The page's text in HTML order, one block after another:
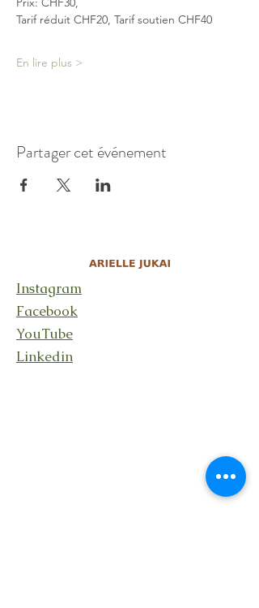
Tarif réduit CHF20, Tarif soutien CHF40
En lire plus >
Partager cet événement
Instagram
Facebook
YouTube
Linkedin